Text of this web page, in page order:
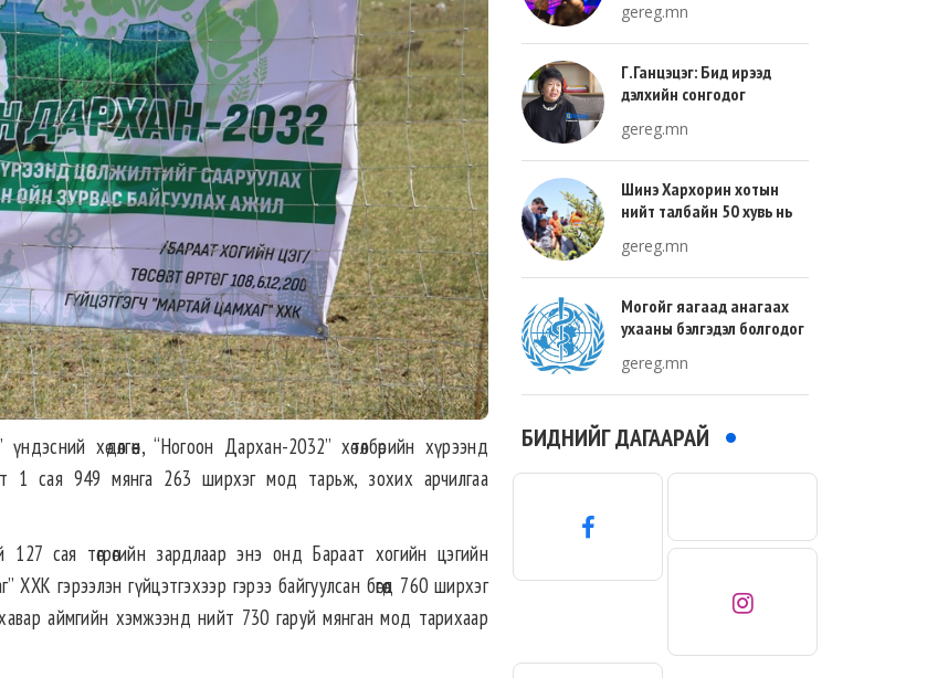
хөдөлгөөн, “Ногоон Дархан-2032” хөтөлбөрийн хүрээнд
сая 949 мянга 263 ширхэг мод тарьж, зохих арчилгаа
127 сая төгрөгийн зардлаар энэ онд Бараат хогийн цэгийн
гэрээлэн гүйцэтгэхээр гэрээ байгуулсан бөгөөд 760 ширхэг
хавар аймгийн хэмжээнд нийт 730 гаруй мянган мод тарихаар
тохиож байна
gereg.mn
Г.Ганцэцэг: Бид ирээд
дэлхийн сонгодог
хөгжлийн тухай л ярьсан
gereg.mn
Шинэ Хархорин хотын
нийт талбайн 50 хувь нь
хувь нь барилгажих
талбай, 20 хувь нь авто
зам байна
gereg.mn
Могойг яагаад анагаах
ухааны бэлгэдэл болгодог
gereg.mn
БИДНИЙГ ДАГААРАЙ